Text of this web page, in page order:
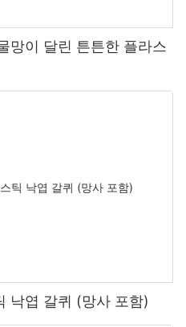
망이 달린 튼튼한 플라스
낙엽 갈퀴 (망사 포함)